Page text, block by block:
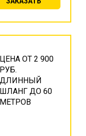
ЦЕНА ОТ 2 900
РУБ.
ДЛИННЫЙ
ШЛАНГ ДО 60
МЕТРОВ